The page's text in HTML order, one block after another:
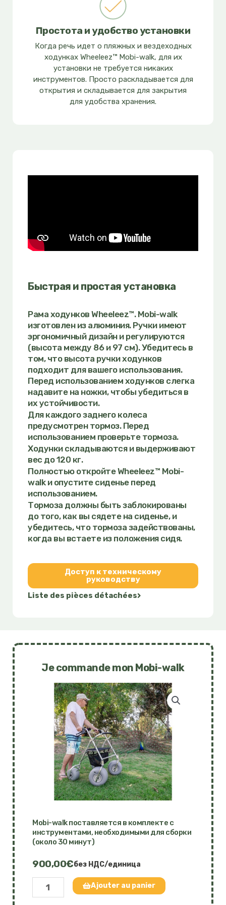
Простота и удобство установки
Когда речь идет о пляжных и вездеходных
ходунках Wheeleez™ Mobi-walk, для их
установки не требуется никаких
инструментов. Просто раскладывается для
открытия и складывается для закрытия
для удобства хранения.
Быстрая и простая установка
Рама ходунков Wheeleez™. Mobi-walk
изготовлен из алюминия. Ручки имеют
эргономичный дизайн и регулируются
(высота между 86 и 97 см). Убедитесь в
том, что высота ручки ходунков
подходит для вашего использования.
Перед использованием ходунков слегка
надавите на ножки, чтобы убедиться в
их устойчивости.
Для каждого заднего колеса
предусмотрен тормоз. Перед
использованием проверьте тормоза.
Ходунки складываются и выдерживают
вес до 120 кг.
Полностью откройте Wheeleez™ Mobi-
walk и опустите сиденье перед
использованием.
Тормоза должны быть заблокированы
до того, как вы сядете на сиденье, и
убедитесь, что тормоза задействованы,
когда вы встаете из положения сидя.
Доступ к техническому
руководству
Liste des pièces détachées
Je commande mon Mobi-walk
Mobi-walk поставляется в комплекте с
инструментами, необходимыми для сборки
(около 30 минут)
900,00€без НДС/единица
Количество
товара
Ajouter au panier